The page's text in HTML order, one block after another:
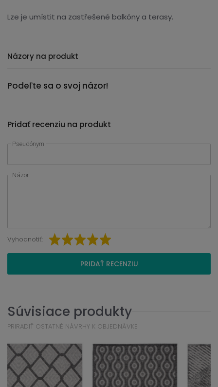
Lze je umístit na zastřešené balkóny a terasy.
Názory na produkt
Podeľte sa o svoj názor!
Pridať recenziu na produkt
Pseudónym
Názor
Vyhodnotiť:
PRIDAŤ RECENZIU
Súvisiace produkty
PRIRADIŤ OSTATNÉ NÁVRHY K OBJEDNÁVKE